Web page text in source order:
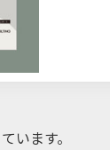
います。